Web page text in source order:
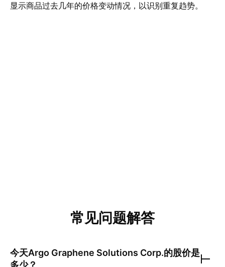
显示商品过去几年的价格变动情况，以识别重复趋势。
常见问题解答
今天Argo Graphene Solutions Corp.的股价是
多少？